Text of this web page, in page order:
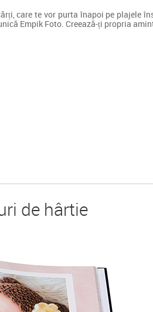
care te vor purta înapoi pe plajele
Empik Foto. Creează-ți propria
de hârtie